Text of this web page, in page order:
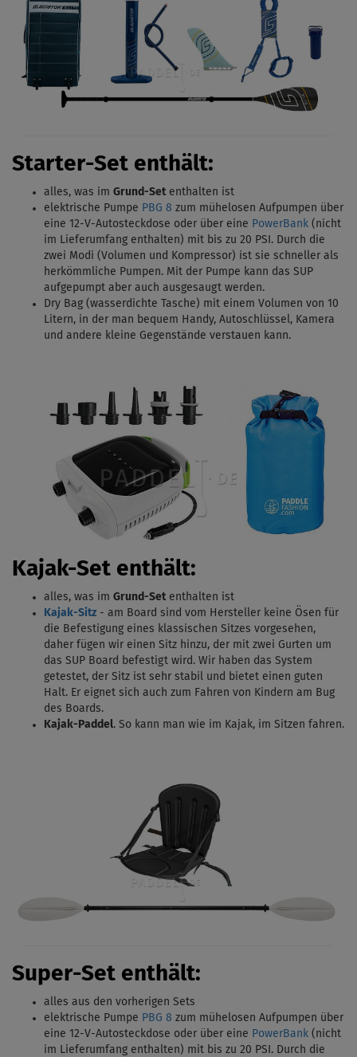
Starter-Set enthält:
alles, was im Grund-Setenthalten ist
elektrische Pumpe PBG 8 zum mühelosen Aufpumpen über
eine 12-V-Autosteckdose oder über eine PowerBank (nicht
im Lieferumfang enthalten) mit bis zu 20 PSI. Durch die
zwei Modi (Volumen und Kompressor) ist sie schneller als
herkömmliche Pumpen. Mit der Pumpe kann das SUP
aufgepumpt aber auch ausgesaugt werden.
Dry Bag (wasserdichte Tasche) mit einem Volumen von 10
Litern, in der man bequem Handy, Autoschlüssel, Kamera
und andere kleine Gegenstände verstauen kann.
Kajak-Set enthält:
alles, was im Grund-Set enthalten ist
Kajak-Sitz - am Board sind vom Hersteller keine Ösen für
die Befestigung eines klassischen Sitzes vorgesehen,
daher fügen wir einen Sitz hinzu, der mit zwei Gurten um
das SUP Board befestigt wird. Wir haben das System
getestet, der Sitz ist sehr stabil und bietet einen guten
Halt. Er eignet sich auch zum Fahren von Kindern am Bug
des Boards.
Kajak-Paddel. So kann man wie im Kajak, im Sitzen fahren.
Super-Set enthält:
alles aus den vorherigen Sets
elektrische Pumpe PBG 8 zum mühelosen Aufpumpen über
eine 12-V-Autosteckdose oder über eine PowerBank (nicht
im Lieferumfang enthalten) mit bis zu 20 PSI. Durch die